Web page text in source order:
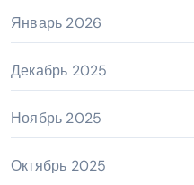
Январь 2026
Декабрь 2025
Ноябрь 2025
Октябрь 2025